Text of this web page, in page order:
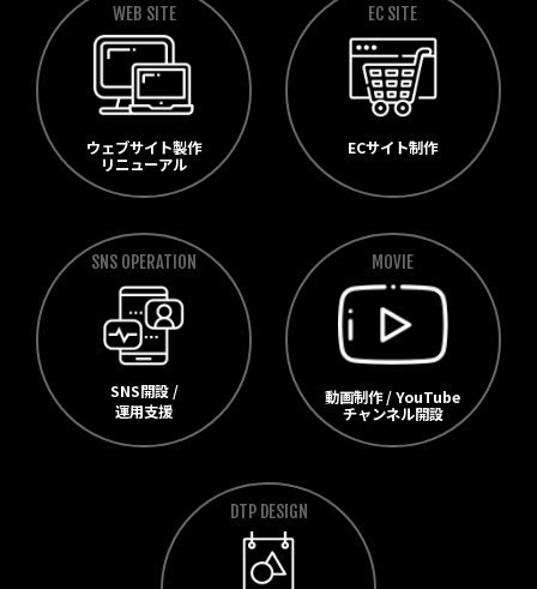
WEB SITE
ウェブサイト製作
リニューアル
EC SITE
ECサイト制作
SNS OPERATION
SNS開設 /
運用支援
MOVIE
動画制作 / YouTube
チャンネル開設
DTP DESIGN